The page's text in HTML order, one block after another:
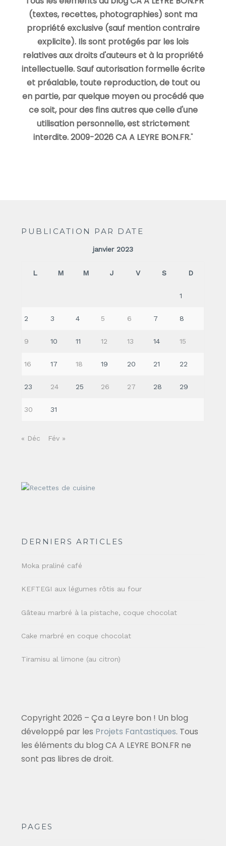
(textes, recettes, photographies) sont ma
propriété exclusive (sauf mention contraire
explicite). Ils sont protégés par les lois
relatives aux droits d'auteurs et à la propriété
intellectuelle. Sauf autorisation formelle écrite
et préalable, toute reproduction, de tout ou
en partie, par quelque moyen ou procédé que
ce soit, pour des fins autres que celle d'une
utilisation personnelle, est strictement
interdite. 2009-2026 CA A LEYRE BON.FR."
PUBLICATION PAR DATE
janvier 2023
L M M J V S D
1
2 3 4 5 6 7 8
9 10 11 12 13 14 15
16 17 18 19 20 21 22
23 24 25 26 27 28 29
30 31
« Déc Fév »
DERNIERS ARTICLES
Moka praliné café
KEFTEGI aux légumes rôtis au four
Gâteau marbré à la pistache, coque chocolat
Cake marbré en coque chocolat
Tiramisu al limone (au citron)
Copyright 2026 – Ça a Leyre bon ! Un blog
développé par les Projets Fantastiques. Tous
les éléments du blog CA A LEYRE BON.FR ne
sont pas libres de droit.
PAGES